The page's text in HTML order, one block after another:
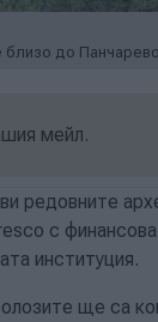
до Панчарево
мейл.
редовните
с
институция.
ще са